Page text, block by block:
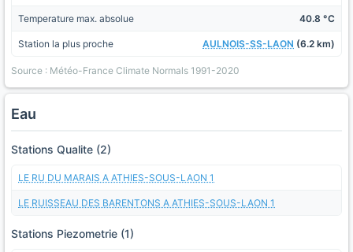
Temperature max. absolue 40.8 °C
Station la plus proche AULNOIS-SS-LAON (6.2 km)
Source : Météo-France Climate Normals 1991-2020
Eau
Stations Qualite (2)
LE RU DU MARAIS A ATHIES-SOUS-LAON 1
LE RUISSEAU DES BARENTONS A ATHIES-SOUS-LAON 1
Stations Piezometrie (1)